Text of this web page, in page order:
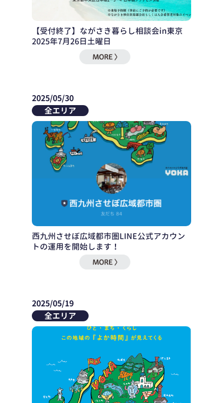
【受付終了】ながさき暮らし相談会in東京
2025年7月26日土曜日
2025/05/30
全エリア
西九州させぼ広域都市圏LINE公式アカウン
トの運用を開始します！
2025/05/19
全エリア